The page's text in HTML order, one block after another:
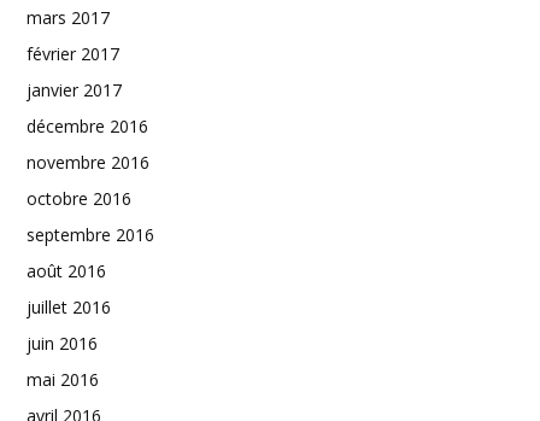
mars 2017
février 2017
janvier 2017
décembre 2016
novembre 2016
octobre 2016
septembre 2016
août 2016
juillet 2016
juin 2016
mai 2016
avril 2016